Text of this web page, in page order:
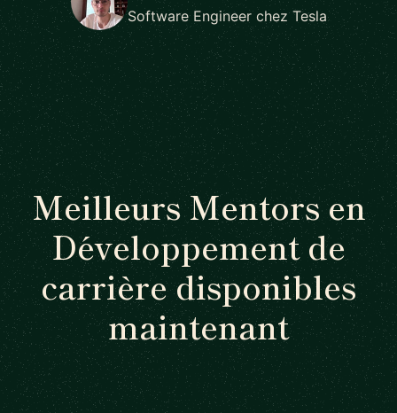
Software Engineer chez Tesla
Meilleurs Mentors en
Développement de
carrière disponibles
maintenant